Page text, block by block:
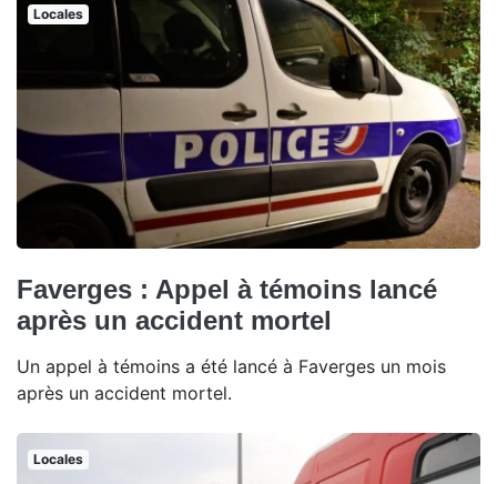
Locales
Faverges : Appel à témoins lancé
après un accident mortel
Un appel à témoins a été lancé à Faverges un mois
après un accident mortel.
Locales